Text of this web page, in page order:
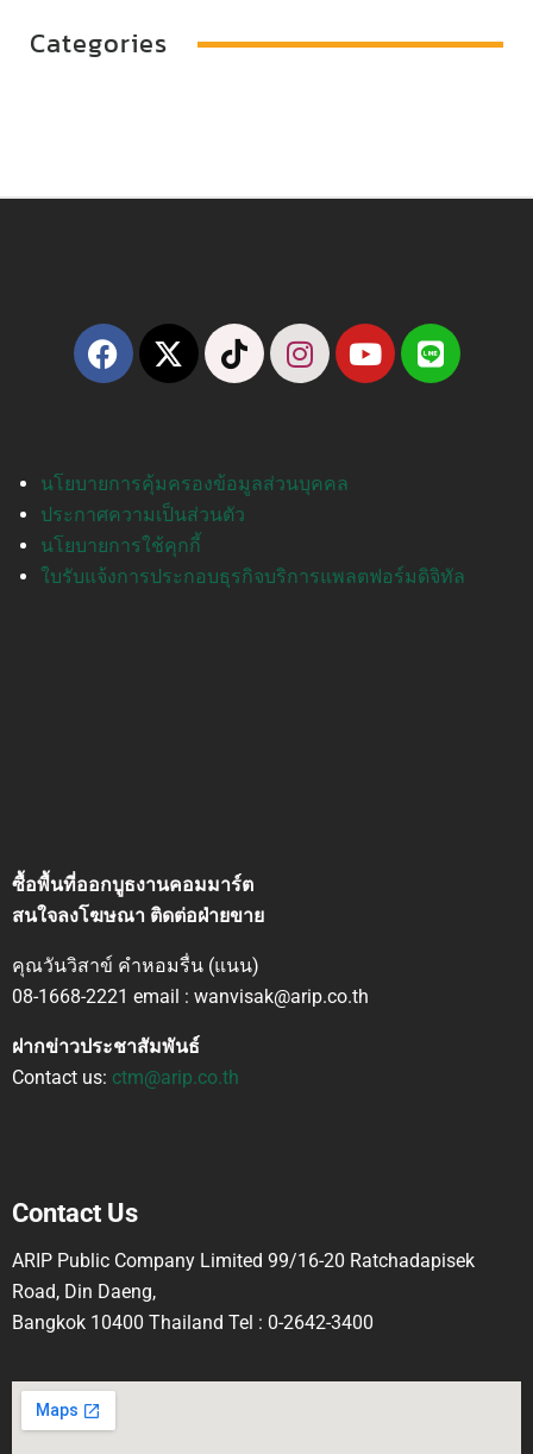
Categories
นโยบายการคุ้มครองข้อมูลส่วนบุคคล
ประกาศความเป็นส่วนตัว
นโยบายการใช้คุกกี้
ใบรับแจ้งการประกอบธุรกิจบริการแพลตฟอร์มดิจิทัล
ซื้อพื้นที่ออกบูธงานคอมมาร์ต
สนใจลงโฆษณา ติดต่อฝ่ายขาย
คุณวันวิสาข์ คำหอมรื่น (แนน)
08-1668-2221 email : wanvisak@arip.co.th
ฝากข่าวประชาสัมพันธ์
Contact us: ctm@arip.co.th
Contact Us
ARIP Public Company Limited 99/16-20 Ratchadapisek
Road, Din Daeng,
Bangkok 10400 Thailand Tel : 0-2642-3400